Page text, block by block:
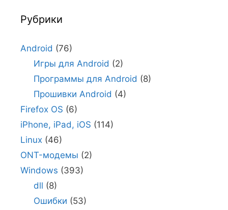
Рубрики
Android (76)
Игры для Android (2)
Программы для Android (8)
Прошивки Android (4)
Firefox OS (6)
iPhone, iPad, iOS (114)
Linux (46)
ONT-модемы (2)
Windows (393)
dll (8)
Ошибки (53)